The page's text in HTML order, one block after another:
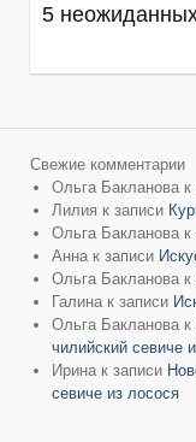
5
Свежие комментарии
Ольга Бакланова к
Лилия к записи
Ольга Бакланова к
Анна к записи
Ольга Бакланова к
Галина к записи
Ольга Бакланова к
чилийский севиче
Ирина к записи
севиче из лосося